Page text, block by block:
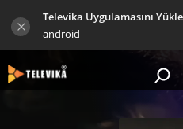
Televika Uygulamasını
android